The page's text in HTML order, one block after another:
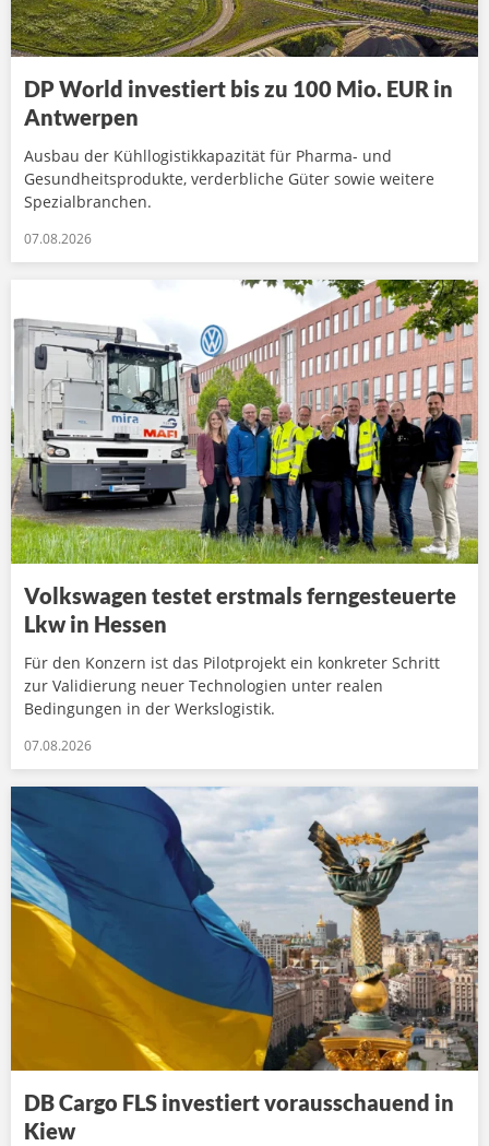
DP World investiert bis zu 100 Mio. EUR in
Antwerpen
Ausbau der Kühllogistikkapazität für Pharma- und
Gesundheitsprodukte, verderbliche Güter sowie weitere
Spezialbranchen.
07.08.2026
Volkswagen testet erstmals ferngesteuerte
Lkw in Hessen
Für den Konzern ist das Pilotprojekt ein konkreter Schritt
zur Validierung neuer Technologien unter realen
Bedingungen in der Werkslogistik.
07.08.2026
DB Cargo FLS investiert vorausschauend in
Kiew